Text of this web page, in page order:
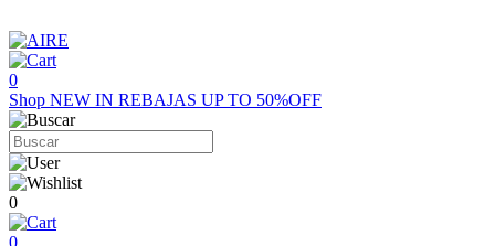
0
Shop NEW IN REBAJAS UP TO 50%OFF
0
0